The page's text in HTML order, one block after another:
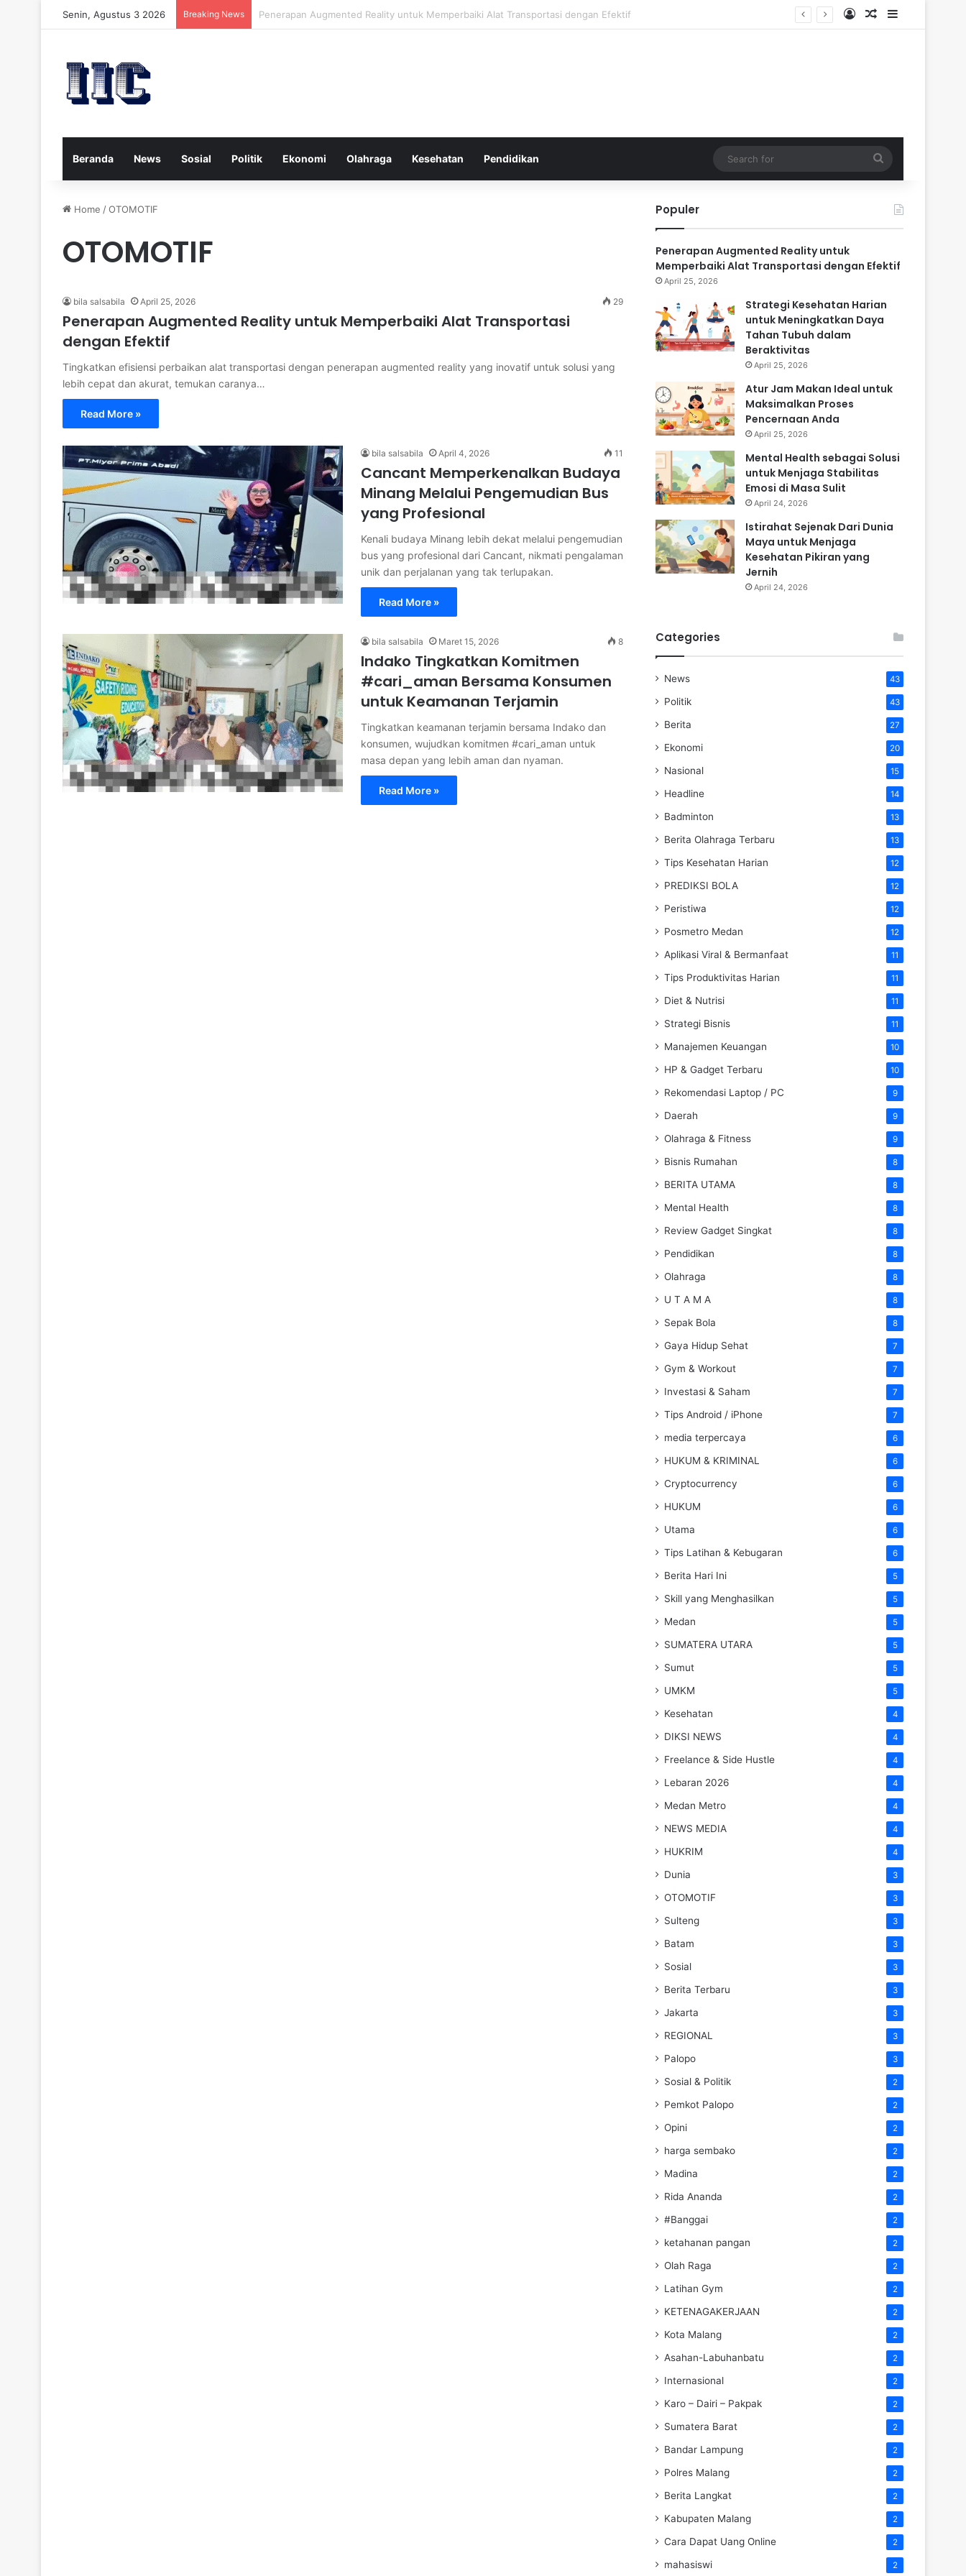
Senin, Agustus 3 2026 Breaking News Strategi Kesehatan Harian untuk Meningkatkan Daya Tahan Tubuh dalam Beraktivitas Log InRandom Article
Sidebar
Beranda News Sosial Politik Ekonomi Olahraga Kesehatan Pendidikan
for
Home /OTOMOTIF
OTOMOTIF
bila salsabila April 25, 2026 29
Penerapan Augmented Reality untuk Memperbaiki Alat Transportasi
dengan Efektif
Tingkatkan efisiensi perbaikan alat transportasi dengan penerapan augmented reality yang inovatif untuk solusi yang
lebih cepat dan akurat, temukan caranya…
Read More »
bila salsabila April 4, 2026 11
Cancant Memperkenalkan Budaya
Minang Melalui Pengemudian Bus
yang Profesional
Kenali budaya Minang lebih dekat melalui pengemudian
bus yang profesional dari Cancant, nikmati pengalaman
unik dan perjalanan yang tak terlupakan.
Read More »
bila salsabila Maret 15, 2026 8
Indako Tingkatkan Komitmen
#cari_aman Bersama Konsumen
untuk Keamanan Terjamin
Tingkatkan keamanan terjamin bersama Indako dan
konsumen, wujudkan komitmen #cari_aman untuk
masa depan yang lebih aman dan nyaman.
Read More »
Populer
Penerapan Augmented Reality untuk
Memperbaiki Alat Transportasi dengan Efektif
April 25, 2026
Strategi Kesehatan Harian
untuk Meningkatkan Daya
Tahan Tubuh dalam
Beraktivitas
April 25, 2026
Atur Jam Makan Ideal untuk
Maksimalkan Proses
Pencernaan Anda
April 25, 2026
Mental Health sebagai Solusi
untuk Menjaga Stabilitas
Emosi di Masa Sulit
April 24, 2026
Istirahat Sejenak Dari Dunia
Maya untuk Menjaga
Kesehatan Pikiran yang
Jernih
April 24, 2026
Categories
News 43
Politik 43
Berita 27
Ekonomi 20
Nasional 15
Headline 14
Badminton 13
Berita Olahraga Terbaru 13
Tips Kesehatan Harian 12
PREDIKSI BOLA 12
Peristiwa 12
Posmetro Medan 12
Aplikasi Viral & Bermanfaat 11
Tips Produktivitas Harian 11
Diet & Nutrisi 11
Strategi Bisnis 11
Manajemen Keuangan 10
HP & Gadget Terbaru 10
Rekomendasi Laptop / PC 9
Daerah 9
Olahraga & Fitness 9
Bisnis Rumahan 8
BERITA UTAMA 8
Mental Health 8
Review Gadget Singkat 8
Pendidikan 8
Olahraga 8
U T A M A 8
Sepak Bola 8
Gaya Hidup Sehat 7
Gym & Workout 7
Investasi & Saham 7
Tips Android / iPhone 7
media terpercaya 6
HUKUM & KRIMINAL 6
Cryptocurrency 6
HUKUM 6
Utama 6
Tips Latihan & Kebugaran 6
Berita Hari Ini 5
Skill yang Menghasilkan 5
Medan 5
SUMATERA UTARA 5
Sumut 5
UMKM 5
Kesehatan 4
DIKSI NEWS 4
Freelance & Side Hustle 4
Lebaran 2026 4
Medan Metro 4
NEWS MEDIA 4
HUKRIM 4
Dunia 3
OTOMOTIF 3
Sulteng 3
Batam 3
Sosial 3
Berita Terbaru 3
Jakarta 3
REGIONAL 3
Palopo 3
Sosial & Politik 2
Pemkot Palopo 2
Opini 2
harga sembako 2
Madina 2
Rida Ananda 2
#Banggai 2
ketahanan pangan 2
Olah Raga 2
Latihan Gym 2
KETENAGAKERJAAN 2
Kota Malang 2
Asahan-Labuhanbatu 2
Internasional 2
Karo – Dairi – Pakpak 2
Sumatera Barat 2
Bandar Lampung 2
Polres Malang 2
Berita Langkat 2
Kabupaten Malang 2
Cara Dapat Uang Online 2
mahasiswi 2